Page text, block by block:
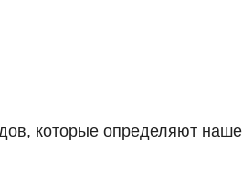
которые определяют наше